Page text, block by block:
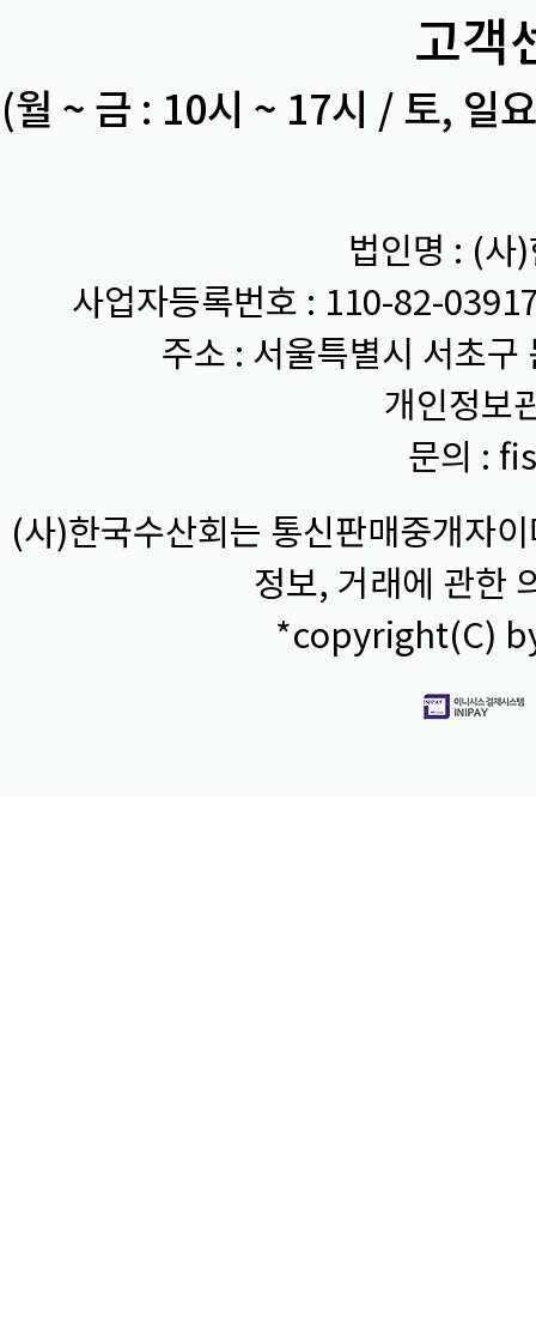
고객
(월 ~ 금 : 10시 ~ 17시 / 토, 일
법인명 : (사
사업자등록번호 : 110-82-
주소 : 서울특별시 서초
개인정보
문의 :
(사)한국수산회는 통신판매중개자
정보, 거래에 관한
*copyright(C)